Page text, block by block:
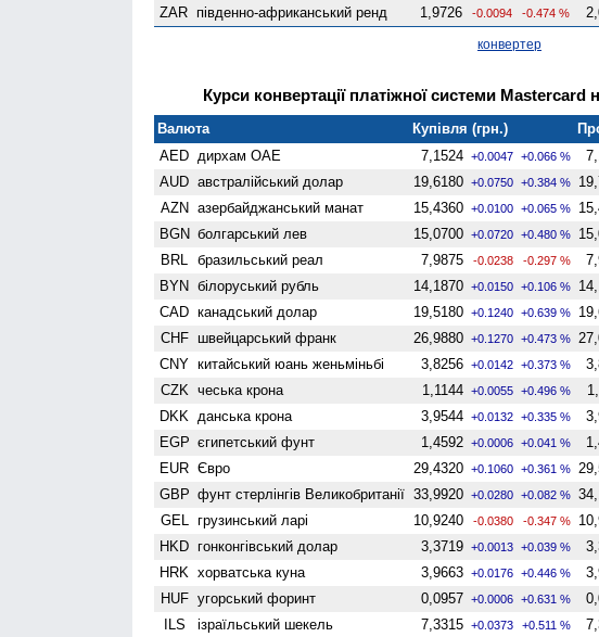
ZAR південно-африканський ренд 1,9726 -0.0094 -0.474 %
конвертер
Курси конвертації платіжної системи Mastercard
Валюта Купівля (грн.)
AED дирхам ОАЕ 7,1524 +0.0047 +0.066 %
AUD австралійський долар 19,6180 +0.0750 +0.384 %
AZN азербайджанський манат 15,4360 +0.0100 +0.065 %
BGN болгарський лев 15,0700 +0.0720 +0.480 %
BRL бразильський реал 7,9875 -0.0238 -0.297 %
BYN білоруський рубль 14,1870 +0.0150 +0.106 %
CAD канадський долар 19,5180 +0.1240 +0.639 %
CHF швейцарський франк 26,9880 +0.1270 +0.473 %
CNY китайський юань женьмiньбi 3,8256 +0.0142 +0.373 %
CZK чеська крона 1,1144 +0.0055 +0.496 %
DKK данська крона 3,9544 +0.0132 +0.335 %
EGP єгипетський фунт 1,4592 +0.0006 +0.041 %
EUR Євро 29,4320 +0.1060 +0.361 %
GBP фунт стерлінгів Велико­британії 33,9920 +0.0280 +0.082 %
GEL грузинський ларі 10,9240 -0.0380 -0.347 %
HKD гонконгівський долар 3,3719 +0.0013 +0.039 %
HRK хорватська куна 3,9663 +0.0176 +0.446 %
HUF угорський форинт 0,0957 +0.0006 +0.631 %
ILS ізраїльський шекель 7,3315 +0.0373 +0.511 %